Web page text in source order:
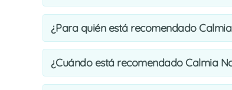
¿Para quién está recomendado
¿Cuándo está recomendado Calmia